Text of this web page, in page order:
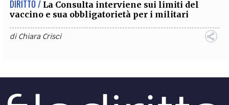
DIRITTO / La Consulta interviene sui limiti del
vaccino e sua obbligatorietà per i militari
diChiara Crisci